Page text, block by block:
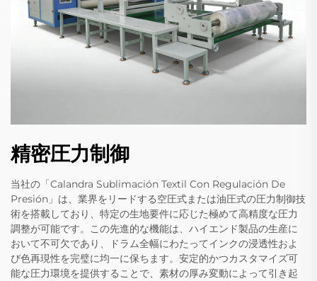
精密圧力制御
当社の「Calandra Sublimación Textil Con Regulación De
Presión」は、業界をリードする空圧式または油圧式の圧力制御技
術を搭載しており、特定の生地要件に応じた極めて高精度な圧力
調整が可能です。この先進的な機能は、ハイエンド製品の生産に
おいて不可欠であり、ドラム全幅にわたってインクの浸透性およ
び色再現性を完璧に均一に保ちます。安定的かつカスタマイズ可
能な圧力環境を提供することで、素材の厚み変動によって引き起